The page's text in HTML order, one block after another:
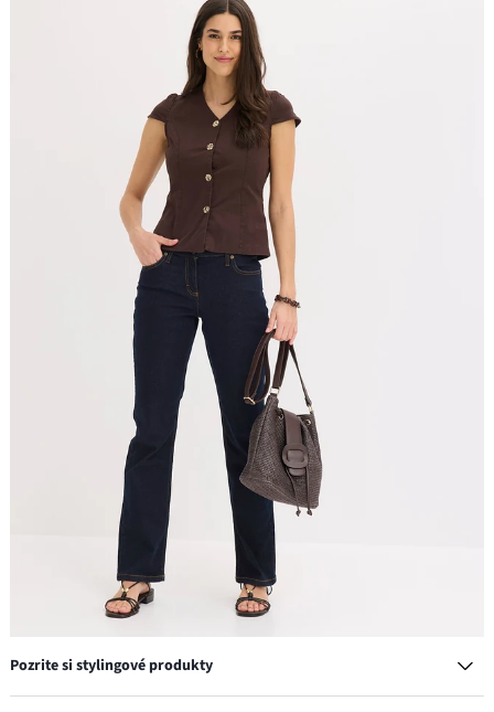
Pozrite si stylingové produkty